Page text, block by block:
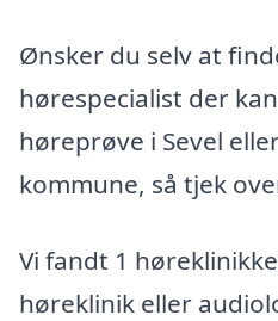
Ønsker du selv at
hørespecialist der
høreprøve i Sevel
kommune, så tjek
Vi fandt 1
høreklinik eller